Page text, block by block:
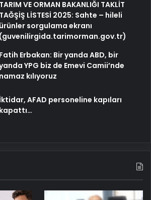
TARIM VE ORMAN BAKANLIĞI TAKLİT
TAĞŞİŞ LİSTESİ 2025: Sahte – hileli
ürünler sorgulama ekranı
(guvenilirgida.tarimorman.gov.tr)
Fatih Erbakan: Bir yanda ABD, bir
YPG biz de Emevi Camii’nde
namaz kılıyoruz
İktidar, AFAD personeline kapıları
kapattı…